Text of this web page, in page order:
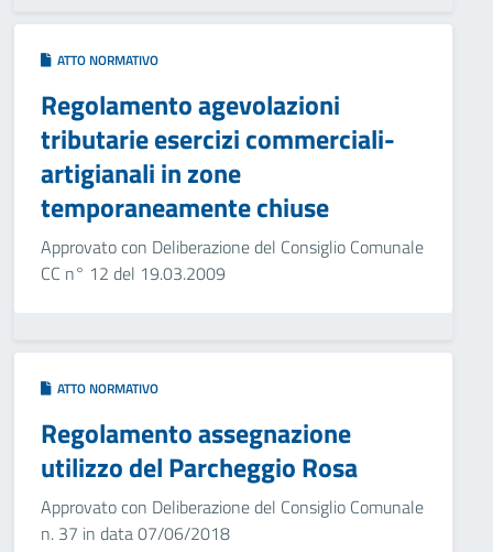
ATTO NORMATIVO
Regolamento agevolazioni
tributarie esercizi commerciali-
artigianali in zone
temporaneamente chiuse
Approvato con Deliberazione del Consiglio Comunale
CC n° 12 del 19.03.2009
ATTO NORMATIVO
Regolamento assegnazione
utilizzo del Parcheggio Rosa
Approvato con Deliberazione del Consiglio Comunale
n. 37 in data 07/06/2018